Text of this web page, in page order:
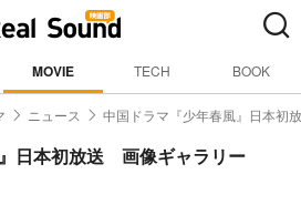
MOVIE TECH BOOK
ニュース 中国ドラマ『少年春風』日本初
日本初放送 画像ギャラリー